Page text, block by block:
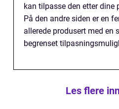
kan tilpasse den etter dine
På den andre siden er en
allerede produsert med en
begrenset
Les flere